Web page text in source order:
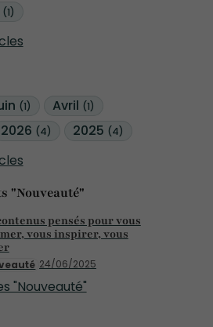
(1)
(1) Avril (1)
2026 (4) 2025 (4)
"Nouveauté"
24/06/2025
pensés pour vous
vous inspirer, vous
"Nouveauté"